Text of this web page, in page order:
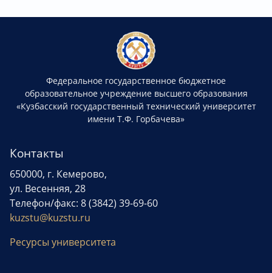
Федеральное государственное бюджетное
образовательное учреждение высшего образования
«Кузбасский государственный технический университет
имени Т.Ф. Горбачева»
Контакты
650000, г. Кемерово,
ул. Весенняя, 28
Телефон/факс: 8 (3842) 39-69-60
kuzstu@kuzstu.ru
Ресурсы университета